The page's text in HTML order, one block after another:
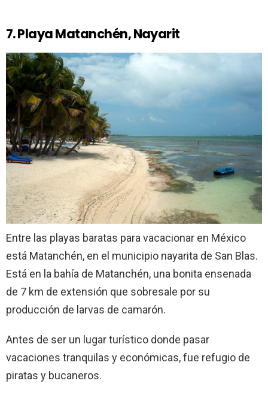
7. Playa Matanchén, Nayarit
Entre las playas baratas para vacacionar en México
está Matanchén, en el municipio nayarita de San Blas.
Está en la bahía de Matanchén, una bonita ensenada
de 7 km de extensión que sobresale por su
producción de larvas de camarón.
Antes de ser un lugar turístico donde pasar
vacaciones tranquilas y económicas, fue refugio de
piratas y bucaneros.